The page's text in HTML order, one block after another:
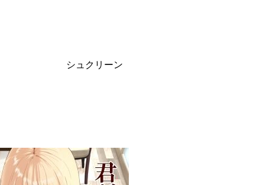
シュクリーン